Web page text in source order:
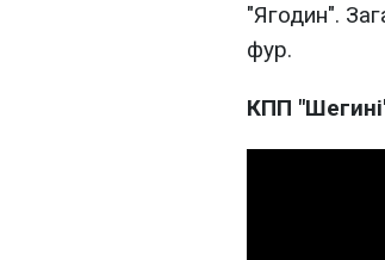
"Ягодин".
фур.
КПП